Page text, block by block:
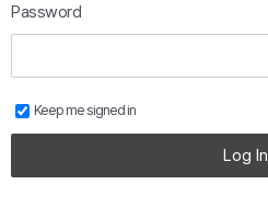
Password
Keep me signed in
Log In